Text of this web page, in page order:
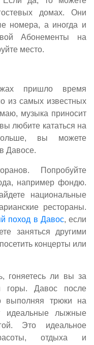
домах. Они
номера, а иногда и
Абонементы на
место.
пришло время
из самых известных
музыка приносит
любите кататься на
вы можете
Давосе.
Попробуйте
например фондю.
национальные
рестораны.
поход в Давос, если
заняться другими
концерты или
гоняетесь ли вы за
горы. Давос после
выполняя трюки на
идеальные лыжные
Это идеальное
отдыха и